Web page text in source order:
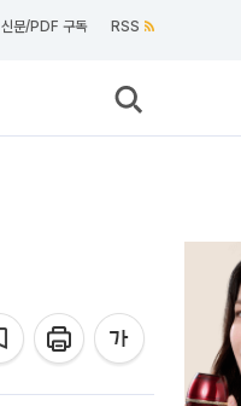
신문/PDF 구독 RSS